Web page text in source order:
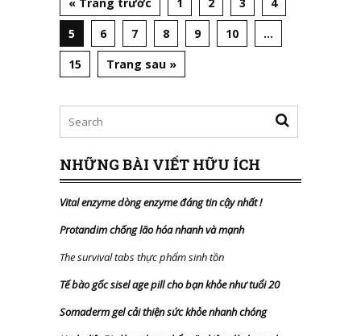
5
6 7 8 9 10
…
15
Trang sau »
NHỮNG BÀI VIẾT HỮU ÍCH
Vital enzyme dòng enzyme đáng tin cậy nhất!
Protandim chống lão hóa nhanh và mạnh
The survival tabs thực phẩm sinh tồn
Tế bào gốc sisel age pill cho bạn khỏe như tuổi 20
Somaderm gel cải thiện sức khỏe nhanh chóng